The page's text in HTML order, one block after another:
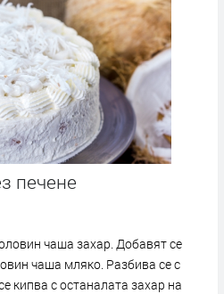
печене
чаша захар. Добавят се
чаша мляко. Разбива се с
кипва с останалата захар на